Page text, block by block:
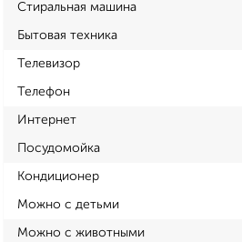
Стиральная машина
Бытовая техника
Телевизор
Телефон
Интернет
Посудомойка
Кондиционер
Можно с детьми
Можно с животными